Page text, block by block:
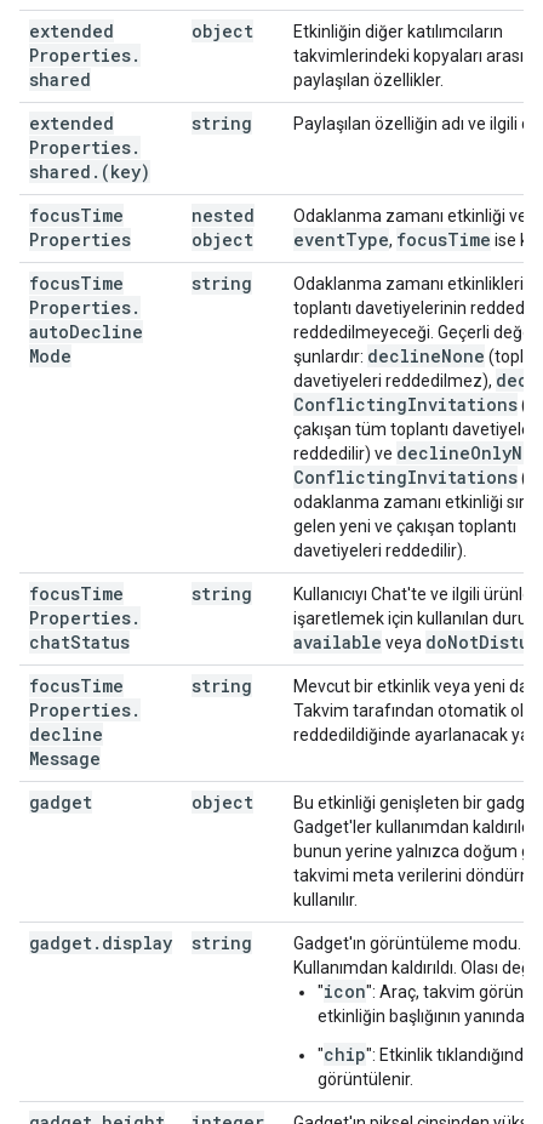
extended
Properties.
shared
object
Etkinliğin diğer katılımcıların
takvimlerindeki kopyaları
paylaşılan özellikler.
extended
Properties.
shared . (key)
string Paylaşılan özelliğin adı ve ilgili
focusTime
Properties
nested
object
Odaklanma zamanı etkinliği
eventType, focusTime ise
focusTime
Properties.
autoDecline
Mode
string
Odaklanma zamanı
toplantı davetiyelerinin
reddedilmeyeceği. Geçerli
şunlardır: declineNone
davetiyeleri reddedilmez),
ConflictingInvitations
çakışan tüm toplantı davetiyeleri
reddedilir) ve declineOnlyNew
ConflictingInvitations
odaklanma zamanı etkinliği
gelen yeni ve çakışan toplantı
davetiyeleri reddedilir).
focusTime
Properties.
chatStatus
string
Kullanıcıyı Chat'te ve ilgili
işaretlemek için kullanılan
available veya doNot
focusTime
Properties.
decline
Message
string
Mevcut bir etkinlik veya yeni
Takvim tarafından otomatik
reddedildiğinde ayarlanacak
gadget object
Bu etkinliği genişleten bir gadget.
Gadget'ler kullanımdan kaldırıldı.
bunun yerine yalnızca doğum
takvimi meta verilerini
kullanılır.
gadget. display string
Gadget'ın görüntüleme modu.
Kullanımdan kaldırıldı. Olası
"icon": Araç, takvim
etkinliğin başlığının yanında
"chip": Etkinlik tıklandığında
görüntülenir.